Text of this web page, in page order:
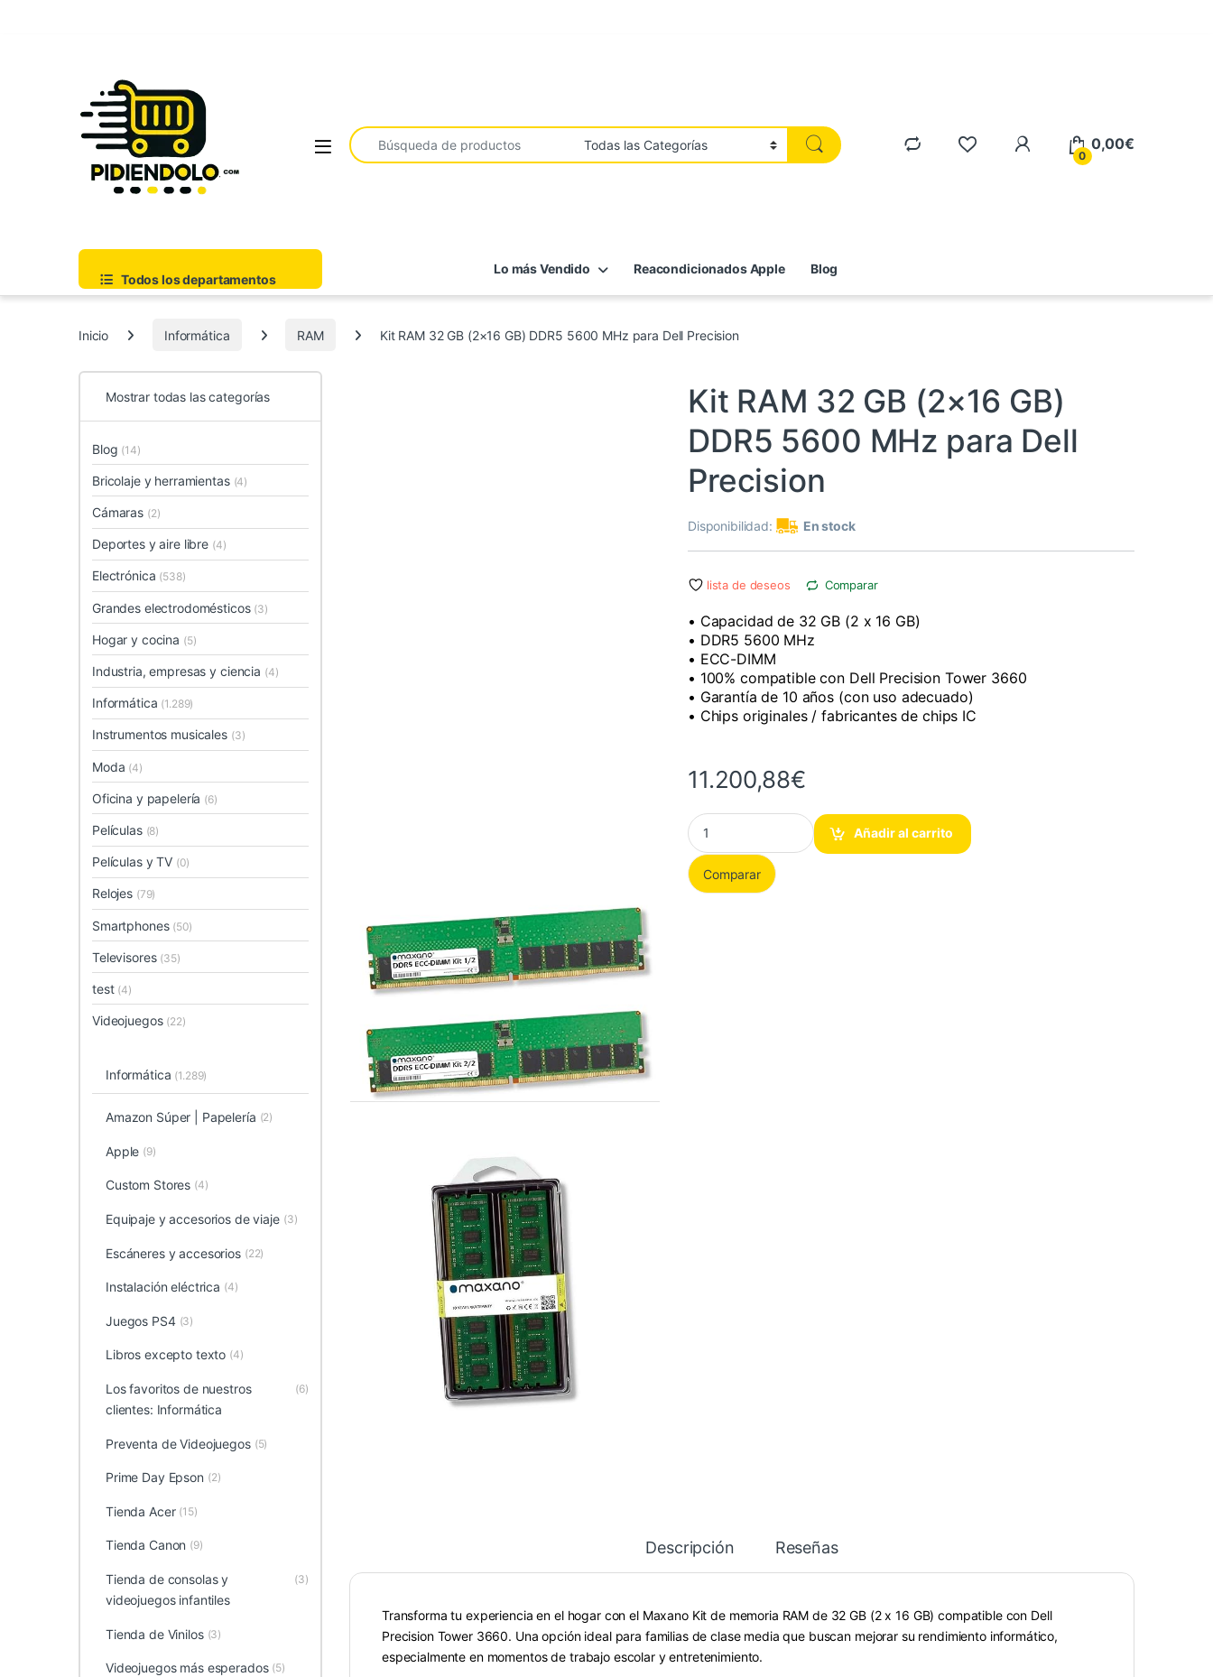
Buscar:
0
0,00€
Todos los departamentos
Lo más Vendido Reacondicionados Apple Blog
Inicio Informática RAM Kit RAM 32 GB (2×16 GB) DDR5 5600 MHz para Dell Precision
Kit RAM 32 GB (2×16 GB)
DDR5 5600 MHz para Dell
Precision
Disponibilidad: En stock
lista de deseos Comparar
• Capacidad de 32 GB (2 x 16 GB)
• DDR5 5600 MHz
• ECC-DIMM
• 100% compatible con Dell Precision Tower 3660
• Garantía de 10 años (con uso adecuado)
• Chips originales / fabricantes de chips IC
11.200,88€
Kit RAM 32 GB (2x16 GB) DDR5 5600 MHz para Dell Precision cantidad
Añadir al carrito
Comparar
Descripción Reseñas
Transforma tu experiencia en el hogar con el Maxano Kit de memoria RAM de 32 GB (2 x 16 GB) compatible con Dell
Precision Tower 3660. Una opción ideal para familias de clase media que buscan mejorar su rendimiento informático,
especialmente en momentos de trabajo escolar y entretenimiento.
Mostrar todas las categorías
Blog (14)
Bricolaje y herramientas (4)
Cámaras (2)
Deportes y aire libre (4)
Electrónica (538)
Grandes electrodomésticos (3)
Hogar y cocina (5)
Industria, empresas y ciencia (4)
Informática (1.289)
Instrumentos musicales (3)
Moda (4)
Oficina y papelería (6)
Películas (8)
Películas y TV (0)
Relojes (79)
Smartphones (50)
Televisores (35)
test (4)
Videojuegos (22)
Informática (1.289)
Amazon Súper | Papelería (2)
Apple (9)
Custom Stores (4)
Equipaje y accesorios de viaje (3)
Escáneres y accesorios (22)
Instalación eléctrica (4)
Juegos PS4 (3)
Libros excepto texto (4)
Los favoritos de nuestros
clientes: Informática
(6)
Preventa de Videojuegos (5)
Prime Day Epson (2)
Tienda Acer (15)
Tienda Canon (9)
Tienda de consolas y
videojuegos infantiles
(3)
Tienda de Vinilos (3)
Videojuegos más esperados (5)